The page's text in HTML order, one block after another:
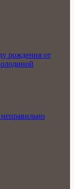
рождения от